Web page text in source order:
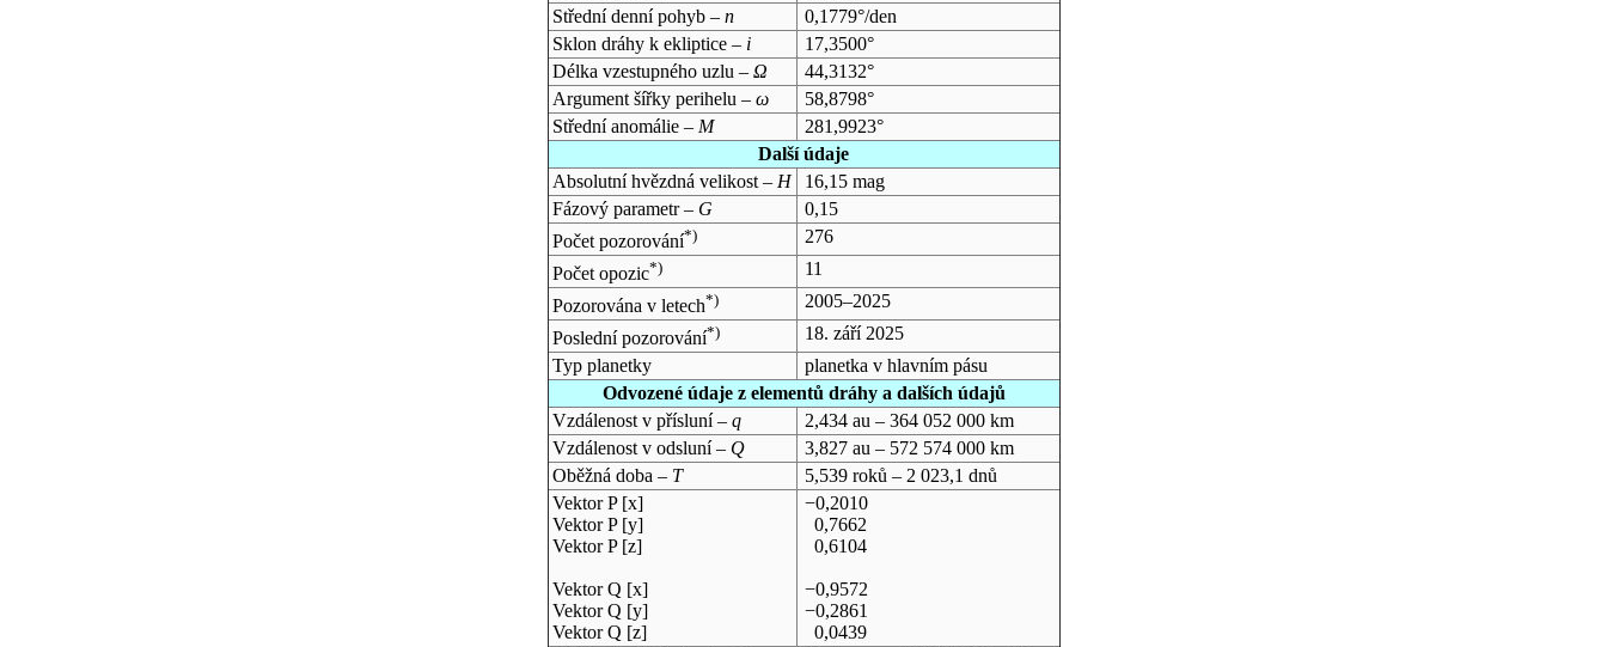
Střední denní pohyb – n
0,1779°/den
Sklon dráhy k ekliptice – i
17,3500°
Délka vzestupného uzlu – Ω
44,3132°
Argument šířky perihelu – ω
58,8798°
Střední anomálie – M
281,9923°
Další údaje
Absolutní hvězdná velikost – H
16,15 mag
Fázový parametr – G
0,15
Počet pozorování*)
276
Počet opozic*)
11
Pozorována v letech*)
2005–2025
Poslední pozorování*)
18. září 2025
Typ planetky
planetka v hlavním pásu
Odvozené údaje z elementů dráhy a dalších údajů
Vzdálenost v přísluní – q
2,434 au – 364 052 000 km
Vzdálenost v odsluní – Q
3,827 au – 572 574 000 km
Oběžná doba – T
5,539 roků – 2 023,1 dnů
Vektor P [x]
Vektor P [y]
Vektor P [z]
Vektor Q [x]
Vektor Q [y]
Vektor Q [z]
−0,2010
0,7662
0,6104
−0,9572
−0,2861
0,0439